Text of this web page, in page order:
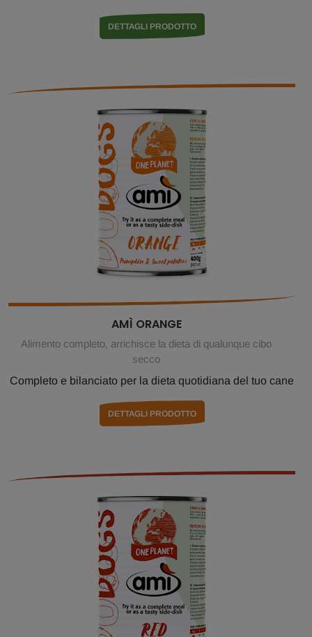
DETTAGLI PRODOTTO
AMÌ ORANGE
Alimento completo, arrichisce la dieta di qualunque cibo
secco
Completo e bilanciato per la dieta quotidiana del tuo cane
DETTAGLI PRODOTTO